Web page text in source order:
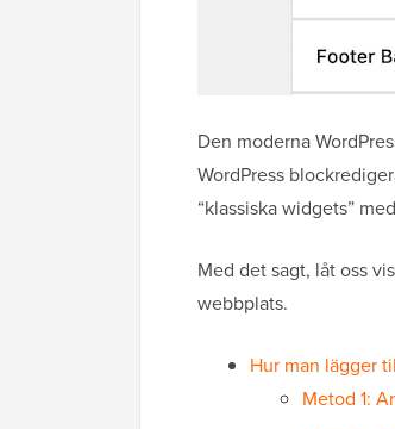
Den moderna
WordPress
“klassiska widgets”
Med det sagt, låt oss
webbplats.
Hur man lägger
Metod 1: